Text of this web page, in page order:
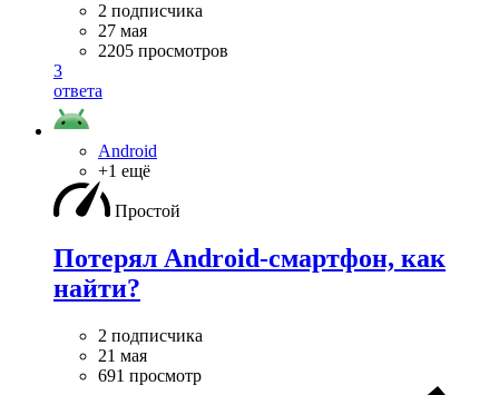
2 подписчика
27 мая
2205 просмотров
3
ответа
Android
+1 ещё
Простой
Потерял Android-смартфон, как
найти?
2 подписчика
21 мая
691 просмотр